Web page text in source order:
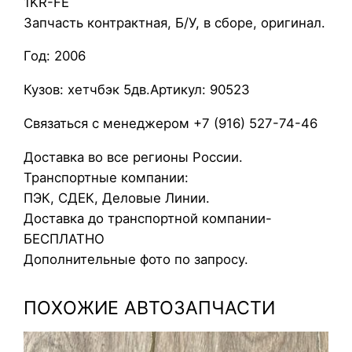
р
а
г
н
а
у
л
ь
T
o
y
t
A
Запчасть контрактная, Б/У, в сборе, оригинал.
Год: 2006
Кузов: хетчбэк 5дв.Артикул: 90523
Связаться с менеджером +7 (916) 527-74-46
Доставка во все регионы России.
Транспортные компании:
ПЭК, СДЕК, Деловые Линии.
Доставка до транспортной компании-
БЕСПЛАТНО
Дополнительные фото по запросу.
ПОХОЖИЕ АВТОЗАПЧАСТИ